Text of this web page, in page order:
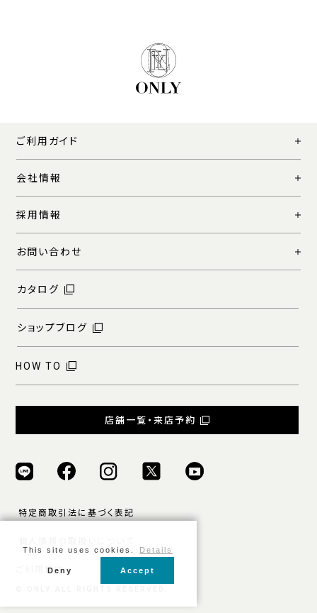
ご利用ガイド
会社情報
採用情報
お問い合わせ
カタログ
ショップブログ
HOW TO
店舗一覧・来店予約
特定商取引法に基づく表記
ご利用規約
This site uses cookies. Details
Deny Accept